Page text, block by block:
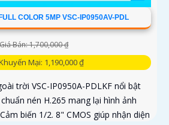
COLOR 5MP VSC-IP0950AV-PDL
Giá Bán: 1,700,000 ₫
Mại: 1,190,000 ₫
trời VSC-IP0950A-PDLKF nổi bật
nén H.265 mang lại hình ảnh
biến 1/2. 8" CMOS giúp nhận diện